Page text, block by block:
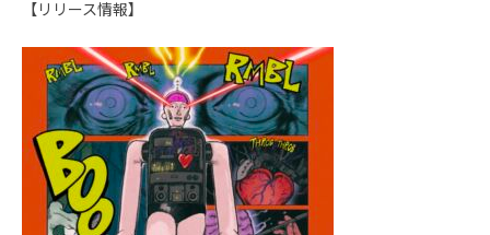
【リリース情報】